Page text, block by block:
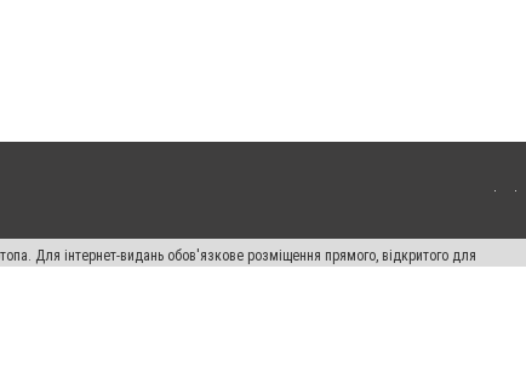
Для інтернет-видань обов'язкове розміщення прямого, відкритого для